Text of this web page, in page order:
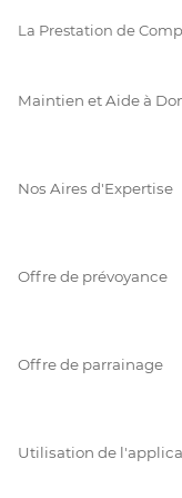
La Prestation de
Maintien et Aide à
Nos Aires d'Expertise
Offre de prévoyance
Offre de parrainage
Utilisation de